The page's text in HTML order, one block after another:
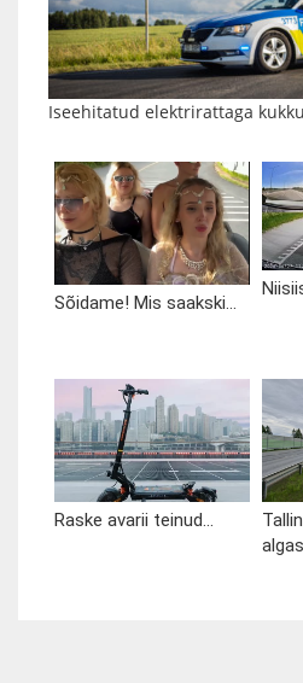
Iseehitatud elektrirattaga
Sõidame! Mis saakski...
Raske avarii teinud...